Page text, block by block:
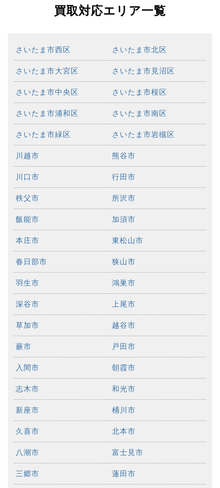
買取対応エリア一覧
さいたま市西区 さいたま市北区
さいたま市大宮区 さいたま市見沼区
さいたま市中央区 さいたま市桜区
さいたま市浦和区 さいたま市南区
さいたま市緑区 さいたま市岩槻区
川越市 熊谷市
川口市 行田市
秩父市 所沢市
飯能市 加須市
本庄市 東松山市
春日部市 狭山市
羽生市 鴻巣市
深谷市 上尾市
草加市 越谷市
蕨市 戸田市
入間市 朝霞市
志木市 和光市
新座市 桶川市
久喜市 北本市
八潮市 富士見市
三郷市 蓮田市